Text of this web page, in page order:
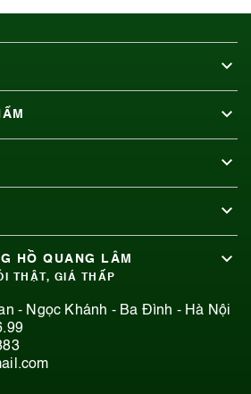
HỒ QUANG LÂM
THẬT, GIÁ THẤP
- Ngọc Khánh - Ba Đình - Hà Nội